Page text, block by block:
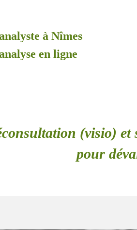
à Nîmes
en ligne
(visio) et
pour